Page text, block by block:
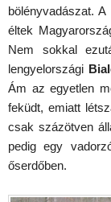
bölényvadászat.
éltek
Nem sokkal
lengyelországi
Ám az egyetlen
feküdt, emiatt
csak százötven
pedig egy
őserdőben.